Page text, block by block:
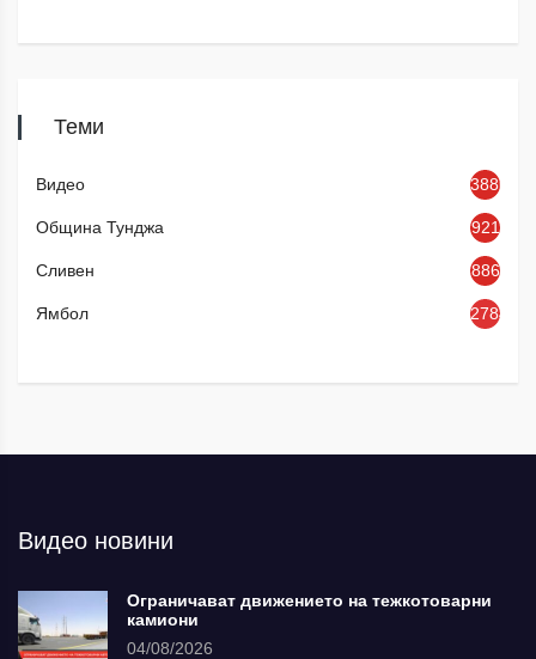
Теми
Видео 3886
Община Тунджа 921
Сливен 886
Ямбол 2784
Видео новини
Ограничават движението на тежкотоварни
камиони
04/08/2026